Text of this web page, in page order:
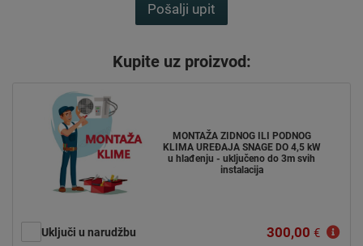
Pošalji upit
Kupite uz proizvod:
MONTAŽA ZIDNOG ILI PODNOG
KLIMA UREĐAJA SNAGE DO 4,5 kW
u hlađenju - uključeno do 3m svih
instalacija
Uključi u narudžbu 300,00 €